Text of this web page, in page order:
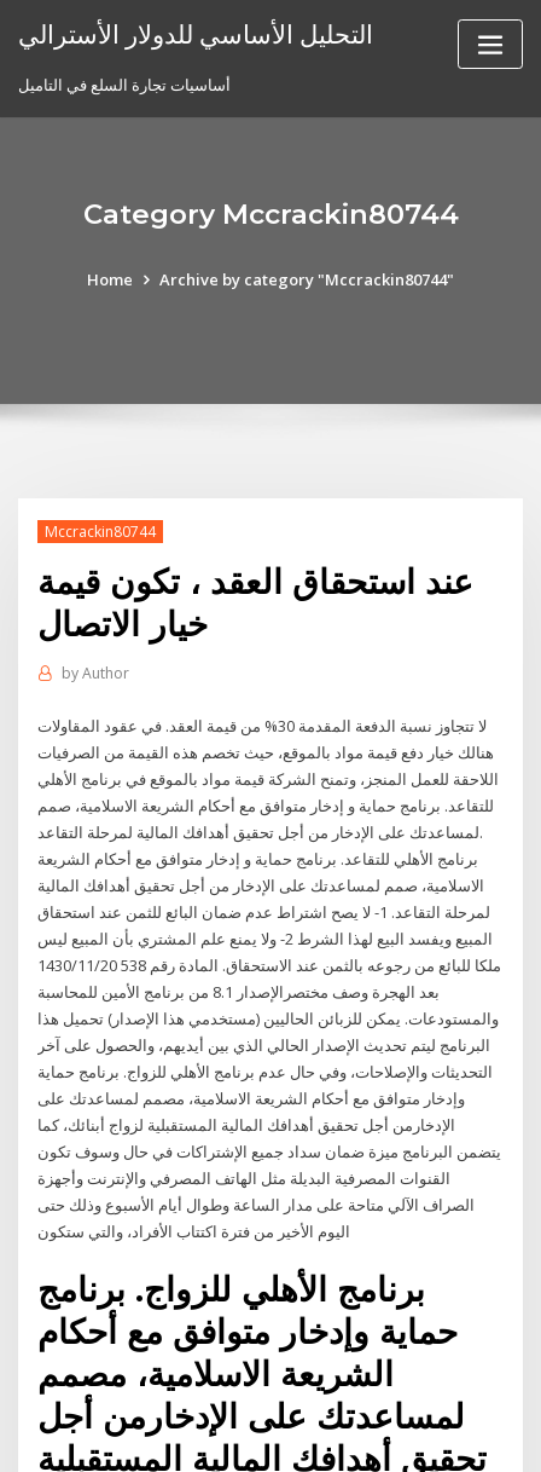
التحليل الأساسي للدولار الأسترالي
أساسيات تجارة السلع في التاميل
Category Mccrackin80744
Home Archive by category "Mccrackin80744"
Mccrackin80744
عند استحقاق العقد ، تكون قيمة
خيار الاتصال
byAuthor
لا تتجاوز نسبة الدفعة المقدمة 30% من قيمة العقد. في عقود المقاولات
هنالك خيار دفع قيمة مواد بالموقع، حيث تخصم هذه القيمة من الصرفيات
اللاحقة للعمل المنجز، وتمنح الشركة قيمة مواد بالموقع في برنامج الأهلي
للتقاعد. برنامج حماية و إدخار متوافق مع أحكام الشريعة الاسلامية، صمم
لمساعدتك على الإدخار من أجل تحقيق أهدافك المالية لمرحلة التقاعد.
برنامج الأهلي للتقاعد. برنامج حماية و إدخار متوافق مع أحكام الشريعة
الاسلامية، صمم لمساعدتك على الإدخار من أجل تحقيق أهدافك المالية
لمرحلة التقاعد. 1- لا يصح اشتراط عدم ضمان البائع للثمن عند استحقاق
المبيع ويفسد البيع لهذا الشرط 2- ولا يمنع علم المشتري بأن المبيع ليس
ملكا للبائع من رجوعه بالثمن عند الاستحقاق. المادة رقم 538 20‏‏/11‏‏/1430
بعد الهجرة وصف مختصرالإصدار 8.1 من برنامج الأمين للمحاسبة
والمستودعات. يمكن للزبائن الحاليين (مستخدمي هذا الإصدار) تحميل هذا
البرنامج ليتم تحديث الإصدار الحالي الذي بين أيديهم، والحصول على آخر
التحديثات والإصلاحات، وفي حال عدم برنامج الأهلي للزواج. برنامج حماية
وإدخار متوافق مع أحكام الشريعة الاسلامية، مصمم لمساعدتك على
الإدخارمن أجل تحقيق أهدافك المالية المستقبلية لزواج أبنائك، كما
يتضمن البرنامج ميزة ضمان سداد جميع الإشتراكات في حال وسوف تكون
القنوات المصرفية البديلة مثل الهاتف المصرفي والإنترنت وأجهزة
الصراف الآلي متاحة على مدار الساعة وطوال أيام الأسبوع وذلك حتى
اليوم الأخير من فترة اكتتاب الأفراد، والتي ستكون
برنامج الأهلي للزواج. برنامج
حماية وإدخار متوافق مع أحكام
الشريعة الاسلامية، مصمم
لمساعدتك على الإدخارمن أجل
تحقيق أهدافك المالية المستقبلية